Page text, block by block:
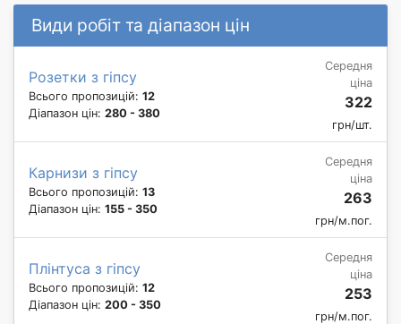
Види робіт та діапазон цін
Розетки з гіпсу
Всього пропозицій: 12
Діапазон цін: 280 - 380
Середня
ціна
322
грн/шт.
Карнизи з гіпсу
Всього пропозицій: 13
Діапазон цін: 155 - 350
Середня
ціна
263
грн/м.пог.
Плінтуса з гіпсу
Всього пропозицій: 12
Діапазон цін: 200 - 350
Середня
ціна
253
грн/м.пог.